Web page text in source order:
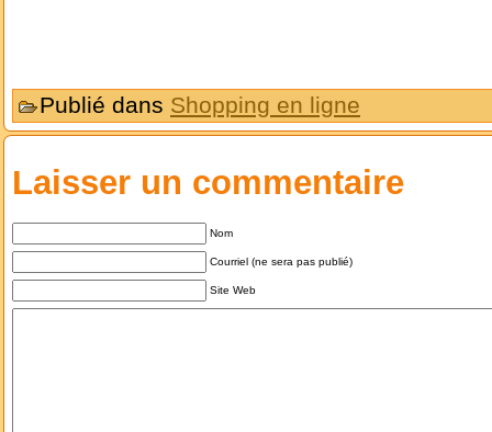
Publié dans Shopping en ligne
Laisser un commentaire
Nom
Courriel (ne sera pas publié)
Site Web